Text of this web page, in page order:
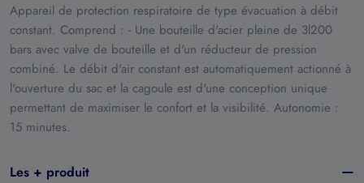
Appareil de protection respiratoire de type évacuation à débit
constant. Comprend : - Une bouteille d'acier pleine de 3l200
bars avec valve de bouteille et d'un réducteur de pression
combiné. Le débit d'air constant est automatiquement actionné à
l'ouverture du sac et la cagoule est d'une conception unique
permettant de maximiser le confort et la visibilité. Autonomie :
15 minutes.
Les + produit